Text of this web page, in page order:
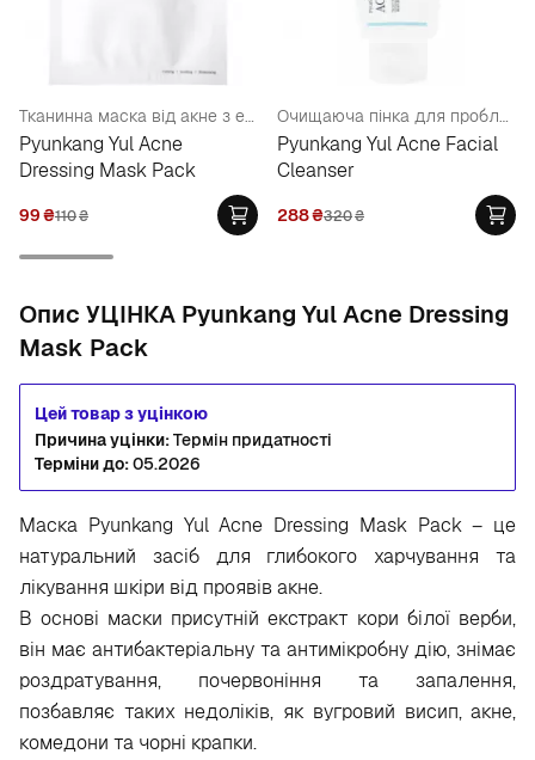
Тканинна маска від акне з екстрактом білої верби
Pyunkang Yul Acne
Dressing Mask Pack
99₴110₴
Очищаюча пінка для проблемної шкіри
Pyunkang Yul Acne Facial
Cleanser
288₴320₴
Опис УЦІНКА Pyunkang Yul Acne Dressing
Mask Pack
Цей товар з уцінкою
Причина уцінки:Термін придатності
Терміни до:05.2026
Маска Pyunkang Yul Acne Dressing Mask Pack – це
натуральний засіб для глибокого харчування та
лікування шкіри від проявів акне.
В основі маски присутній екстракт кори білої верби,
він має антибактеріальну та антимікробну дію, знімає
роздратування, почервоніння та запалення,
позбавляє таких недоліків, як вугровий висип, акне,
комедони та чорні крапки.